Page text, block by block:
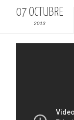
07 OCTUBRE
2013